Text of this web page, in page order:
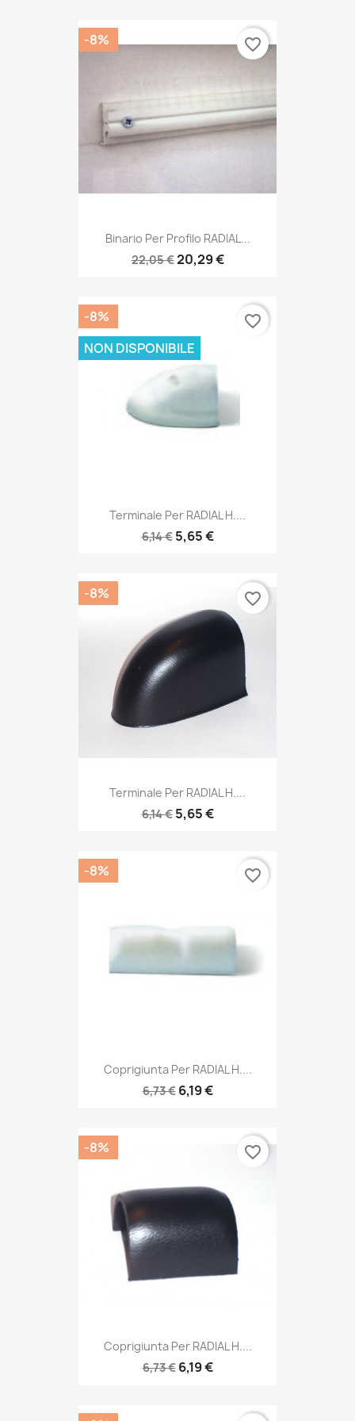
Binario Per Profilo RADIAL...
22,05 €20,29 €
-8% favorite_border
Terminale Per RADIAL H....
6,14 € 5,65 €
-8%
NON DISPONIBILE
favorite_border
Terminale Per RADIAL H....
6,14 € 5,65 €
-8% favorite_border
Coprigiunta Per RADIAL H....
6,73 € 6,19 €
-8% favorite_border
Coprigiunta Per RADIAL H....
6,73 € 6,19 €
-8% favorite_border